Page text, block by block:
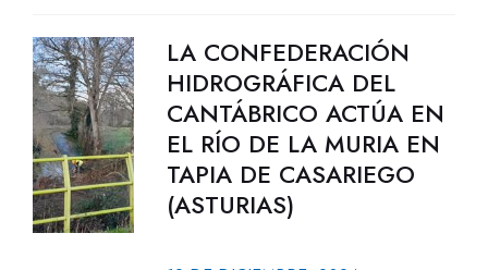
LA CONFEDERACIÓN
HIDROGRÁFICA DEL
CANTÁBRICO ACTÚA EN
EL RÍO DE LA MURIA EN
TAPIA DE CASARIEGO
(ASTURIAS)